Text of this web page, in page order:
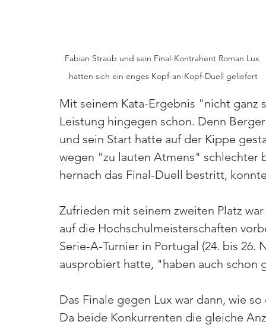
Fabian Straub und sein Final-Kontrahent Roman Lux
hatten sich ein enges Kopf-an-Kopf-Duell geliefert
Mit seinem Kata-Ergebnis "nicht
Leistung hingegen schon. Denn
und sein Start hatte auf der Kippe
wegen "zu lauten Atmens" schlechter
hernach das Final-Duell bestritt,
Zufrieden mit seinem zweiten Platz
auf die Hochschulmeisterschaften
Serie-A-Turnier in Portugal (24. bis
ausprobiert hatte, "haben auch
Das Finale gegen Lux war dann, wie
Da beide Konkurrenten die gleiche